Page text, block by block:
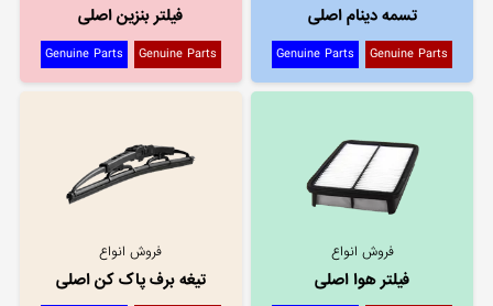
تسمه دینام اصلی
Genuine Parts
Genuine Parts
فیلتر بنزین اصلی
Genuine Parts
Genuine Parts
فروش انواع
فیلتر هوا اصلی
فروش انواع
تیغه برف پاک کن اصلی